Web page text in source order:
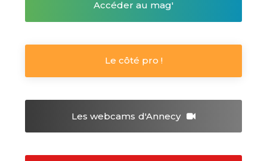
Accéder au mag'
Le côté pro !
Les webcams d'Annecy